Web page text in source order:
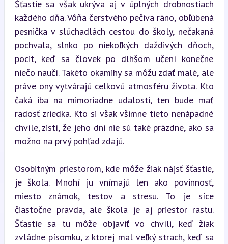
Šťastie sa však ukrýva aj v úplných drobnostiach
každého dňa. Vôňa čerstvého pečiva ráno, obľúbená
pesnička v slúchadlách cestou do školy, nečakaná
pochvala, slnko po niekoľkých daždivých dňoch,
pocit, keď sa človek po dlhšom učení konečne
niečo naučí. Takéto okamihy sa môžu zdať malé, ale
práve ony vytvárajú celkovú atmosféru života. Kto
čaká iba na mimoriadne udalosti, ten bude mať
radosť zriedka. Kto si však všimne tieto nenápadné
chvíle, zistí, že jeho dni nie sú také prázdne, ako sa
možno na prvý pohľad zdajú.
Osobitným priestorom, kde môže žiak nájsť šťastie,
je škola. Mnohí ju vnímajú len ako povinnosť,
miesto známok, testov a stresu. To je síce
čiastočne pravda, ale škola je aj priestor rastu.
Šťastie sa tu môže objaviť vo chvíli, keď žiak
zvládne písomku, z ktorej mal veľký strach, keď sa